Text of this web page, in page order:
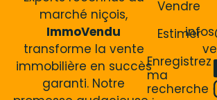
marché niçois,
ImmoVendu
transforme la vente
immobilière en succès
garanti. Notre
Vendre
Estimer
Enregistrez
ma
recherche